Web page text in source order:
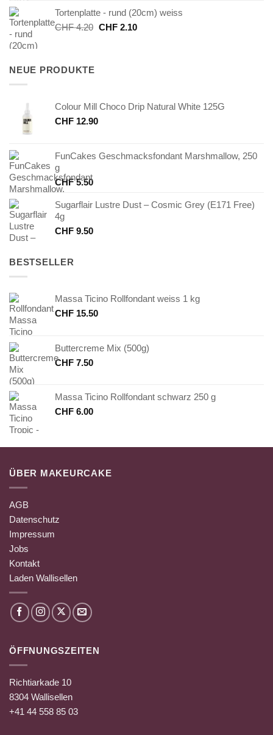
CHF 5.20CHF 2.60.
Tortenplatte - rund (20cm) weiss
CHF4.20 Ursprünglicher
CHF2.10Aktueller
NEUE PRODUKTE
Colour Mill Choco Drip Natural White 125G
CHF 12.90
FunCakes Geschmacksfondant Marshmallow, 250
g
CHF5.50
Sugarflair Lustre Dust – Cosmic Grey (E171 Free)
4g
CHF 9.50
BESTSELLER
Massa Ticino Rollfondant weiss 1 kg
CHF 15.50
Buttercreme Mix (500g)
CHF 7.50
Massa Ticino Rollfondant schwarz 250 g
CHF 6.00
ÜBER MAKEURCAKE
AGB
Datenschutz
Impressum
Jobs
Kontakt
Laden Wallisellen
ÖFFNUNGSZEITEN
Richtiarkade 10
8304 Wallisellen
+41 44 558 85 03